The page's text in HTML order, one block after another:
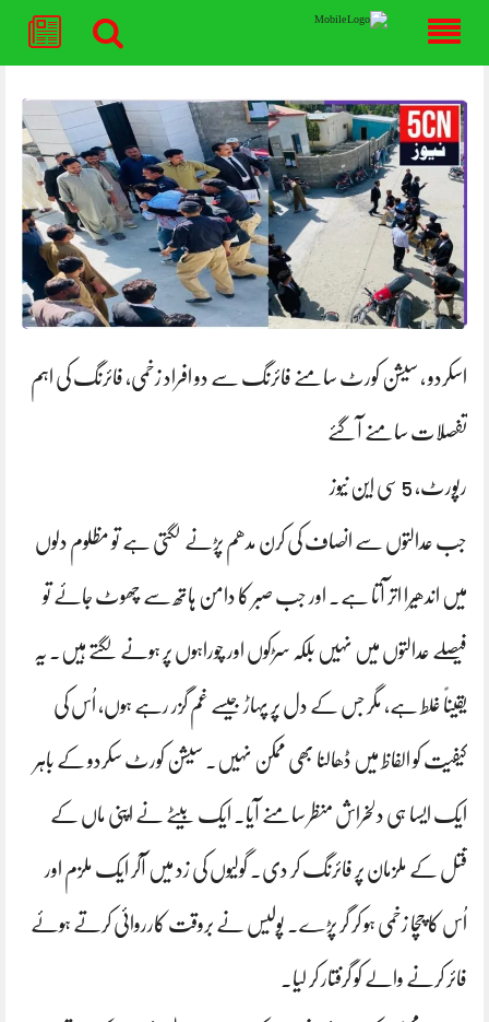
content
اسکردو ، سیشن کورٹ سامنے فائرنگ سے دو افراد زخمی، فائرنگ کی اہم
تفصلات سامنے آگئے
رپورٹ، 5 سی این نیوز
جب عدالتوں سے انصاف کی کرن مدھم پڑنے لگتی ہے تو مظلوم دلوں
میں اندھیرا اتر آتا ہے۔ اور جب صبر کا دامن ہاتھ سے چھوٹ جائے تو
فیصلے عدالتوں میں نہیں بلکہ سڑکوں اور چوراہوں پر ہونے لگتے ہیں۔ یہ
یقیناً غلط ہے، مگر جس کے دل پر پہاڑ جیسے غم گزر رہے ہوں، اُس کی
کیفیت کو الفاظ میں ڈھالنا بھی ممکن نہیں۔ سیشن کورٹ سکردو کے باہر
ایک ایسا ہی دلخراش منظر سامنے آیا۔ ایک بیٹے نے اپنی ماں کے
قتل کے ملزمان پر فائرنگ کر دی۔ گولیوں کی زد میں آکر ایک ملزم اور
اُس کا چچا زخمی ہو کر گر پڑے۔ پولیس نے بروقت کارروائی کرتے ہوئے
فائر کرنے والے کو گرفتار کر لیا۔